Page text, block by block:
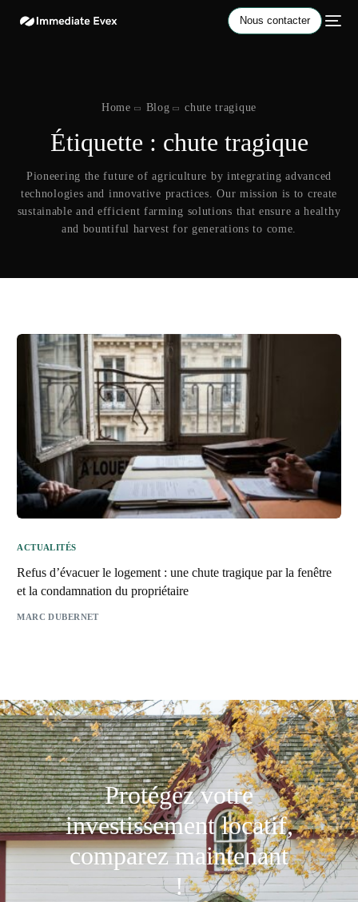
Nous contacter
Home Blog chute tragique
Étiquette : chute tragique
Pioneering the future of agriculture by integrating advanced
technologies and innovative practices. Our mission is to create
sustainable and efficient farming solutions that ensure a healthy
and bountiful harvest for generations to come.
ACTUALITÉS
Refus d’évacuer le logement : une chute tragique par la fenêtre
et la condamnation du propriétaire
MARC DUBERNET
Protégez votre
investissement locatif,
comparez maintenant
!